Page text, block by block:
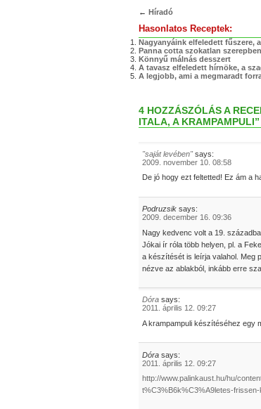
← Híradó
Hasonlatos Receptek:
Nagyanyáink elfeledett fűszere,
Panna cotta szokatlan szerepben
Könnyű málnás desszert
A tavasz elfeledett hírnöke, a
A legjobb, ami a megmaradt
4 HOZZÁSZÓLÁS A
ITALA, A KRAMPAMPULI”
"saját levében" says:
2009. november 10. 08:58
De jó hogy ezt feltetted! Ez ám a
Podruzsik says:
2009. december 16. 09:36
Nagy kedvenc volt a 19.
Jókai ír róla több helyen, pl. a
a készítését is leírja valahol. Meg
nézve az ablakból, inkább erre
Dóra says:
2011. április 12. 09:27
A krampampuli készítéséhez egy
Dóra says:
2011. április 12. 09:27
http://www.palinkaust.hu/hu/
t%C3%B6k%C3%A9letes-